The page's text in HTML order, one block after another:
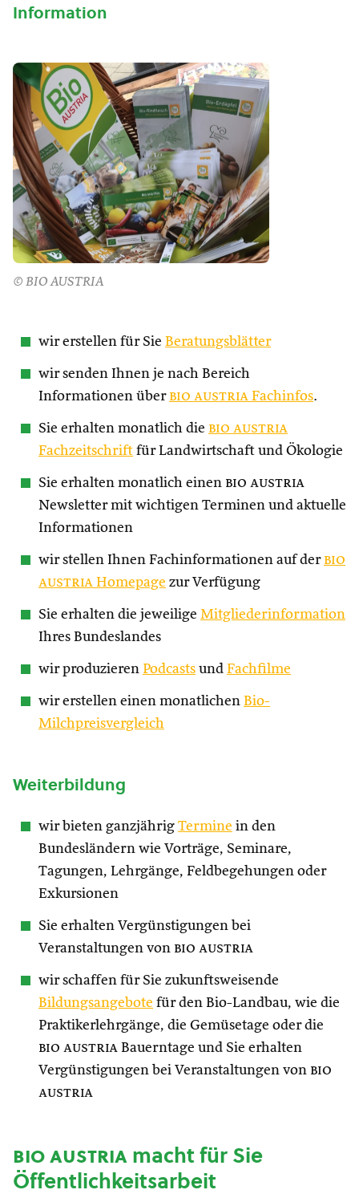
Information
© BIO AUSTRIA
wir erstellen für Sie Beratungsblätter
wir senden Ihnen je nach Bereich
Informationen über bio austria Fachinfos.
Sie erhalten monatlich die bio austria
Fachzeitschrift für Landwirtschaft und Ökologie
Sie erhalten monatlich einen bio austria
Newsletter mit wichtigen Terminen und aktuelle
Informationen
wir stellen Ihnen Fachinformationen auf der bio
austria Homepage zur Verfügung
Sie erhalten die jeweilige Mitgliederinformation
Ihres Bundeslandes
wir produzieren Podcasts und Fachfilme
wir erstellen einen monatlichen Bio-
Milchpreisvergleich
Weiterbildung
wir bieten ganzjährig Termine in den
Bundesländern wie Vorträge, Seminare,
Tagungen, Lehrgänge, Feldbegehungen oder
Exkursionen
Sie erhalten Vergünstigungen bei
Veranstaltungen von bio austria
wir schaffen für Sie zukunftsweisende
Bildungsangebote für den Bio-Landbau, wie die
Praktikerlehrgänge, die Gemüsetage oder die
bio austria Bauerntage und Sie erhalten
Vergünstigungen bei Veranstaltungen von bio
austria
bio austriamacht für Sie
Öffentlichkeitsarbeit